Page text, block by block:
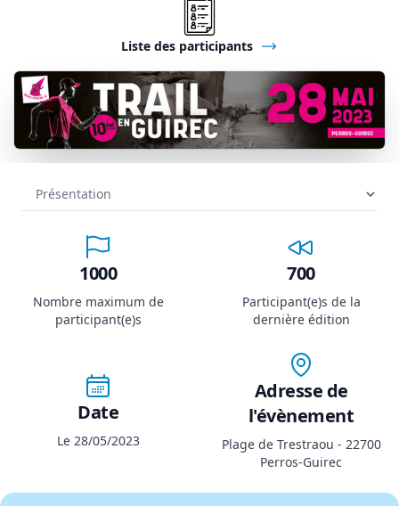
Liste des participants
1000
Nombre maximum de
participant(e)s
700
Participant(e)s de la
dernière édition
Date
Le 28/05/2023
Adresse de
l'évènement
Plage de Trestraou - 22700
Perros-Guirec